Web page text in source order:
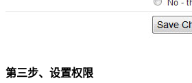
第三步、设置权限